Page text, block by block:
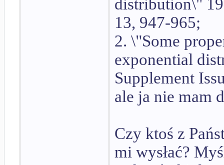
distribution\"
13, 947-965;
2. \"Some
exponential
Supplement
ale ja nie mam
Czy ktoś z
mi wysłać?